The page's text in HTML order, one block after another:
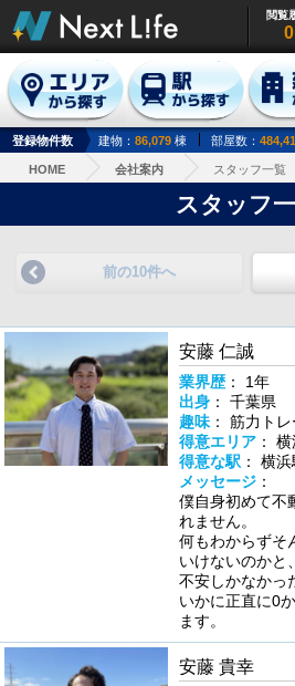
閲覧
0
登録物件数 建物： 86,079 棟 部屋数：
HOME 会社案内 スタッフ一覧
スタッフ
前の10件へ
安藤 仁誠
業界歴： 1年
出身： 千葉県
趣味： 筋力ト
得意エリア： 横
得意な駅 ： 横
メッセージ：
僕自身初めて不
れません。
何もわからずそ
いけないのかと、
不安しかなかっ
いかに正直に0
ます。
安藤 貴幸